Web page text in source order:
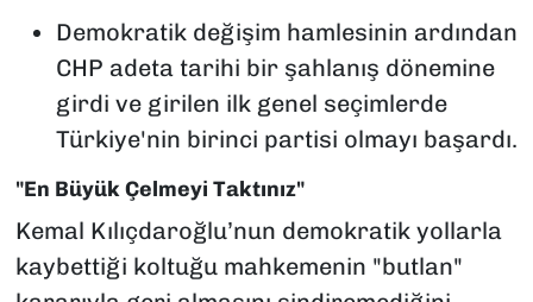
Demokratik değişim hamlesinin ardından
CHP adeta tarihi bir şahlanış dönemine
girdi ve girilen ilk genel seçimlerde
Türkiye'nin birinci partisi olmayı başardı.
"En Büyük Çelmeyi Taktınız"
Kemal Kılıçdaroğlu’nun demokratik yollarla
kaybettiği koltuğu mahkemenin "butlan"